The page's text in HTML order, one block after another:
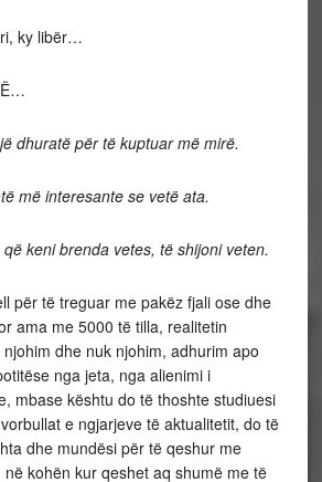
ky libër…
dhuratë për të kuptuar më mirë.
më interesante se vetë ata.
keni brenda vetes, të shijoni veten.
për të treguar me pakëz fjali ose dhe
ama me 5000 të tilla, realitetin
dhe nuk njohim, adhurim apo
nga jeta, nga alienimi i
mbase kështu do të thoshte studiuesi
e ngjarjeve të aktualitetit, do të
dhe mundësi për të qeshur me
kohën kur qeshet aq shumë me të